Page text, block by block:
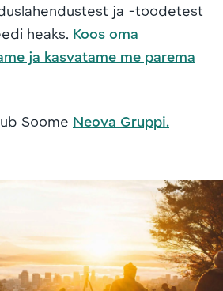
ja -toodetest
heaks. Koos oma
ja kasvatame me parema
Soome Neova Gruppi.